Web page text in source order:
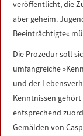
veröffentlicht, die
aber geheim.
Beeinträchtigte«
Die Prozedur soll
umfangreiche
und der
Kenntnissen
entsprechend
Gemälden von